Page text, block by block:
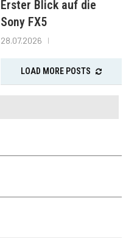
Erster Blick auf die
Sony FX5
28.07.2026
LOAD MORE POSTS